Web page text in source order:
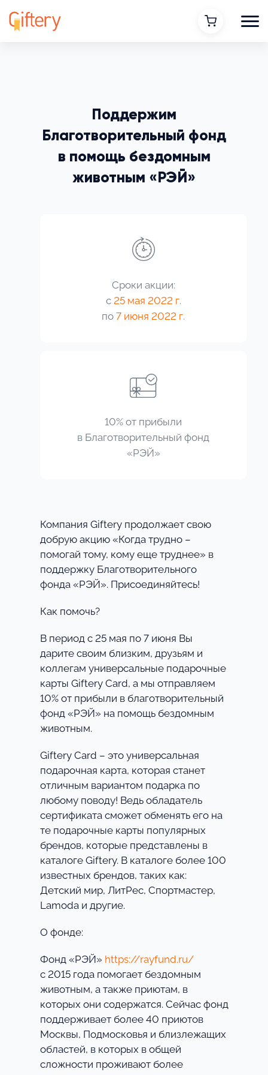
Поддержим
Благотворительный фонд
в помощь бездомным
животным «РЭЙ»
Сроки акции:
с 25 мая 2022 г.
по7 июня 2022 г.
10% от прибыли
в Благотворительный фонд
«РЭЙ»
Компания Giftery продолжает свою
добрую акцию «Когда трудно –
помогай тому, кому еще труднее» в
поддержку Благотворительного
фонда «РЭЙ». Присоединяйтесь!
Как помочь?
В период с 25 мая по 7 июня Вы
дарите своим близким, друзьям и
коллегам универсальные подарочные
карты Giftery Card, а мы отправляем
10% от прибыли в благотворительный
фонд «РЭЙ» на помощь бездомным
животным.
Giftery Card – это универсальная
подарочная карта, которая станет
отличным вариантом подарка по
любому поводу! Ведь обладатель
сертификата сможет обменять его на
те подарочные карты популярных
брендов, которые представлены в
каталоге Giftery. В каталоге более 100
известных брендов, таких как:
Детский мир, ЛитРес, Спортмастер,
Lamoda и другие.
О фонде:
Фонд «РЭЙ» https://rayfund.ru/
с 2015 года помогает бездомным
животным, а также приютам, в
которых они содержатся. Сейчас фонд
поддерживает более 40 приютов
Москвы, Подмосковья и близлежащих
областей, в которых в общей
сложности проживают более